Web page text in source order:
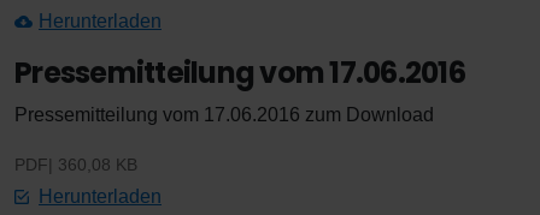
Herunterladen
Pressemitteilung vom 17.06.2016
Pressemitteilung vom 17.06.2016 zum Download
PDF 360,08 KB
Herunterladen